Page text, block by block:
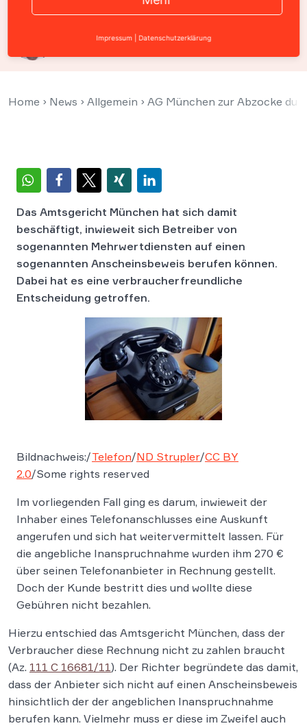
17. Januar 2012
Home › News › Allgemein › AG München zur Abzocke
Das Amtsgericht München hat sich damit
beschäftigt, inwieweit sich Betreiber von
sogenannten Mehrwertdiensten auf einen
sogenannten Anscheinsbeweis berufen können.
Dabei hat es eine verbraucherfreundliche
Entscheidung getroffen.
Bildnachweis:/Telefon/ND Strupler/CC BY
2.0/Some rights reserved
Im vorliegenden Fall ging es darum, inwieweit der
Inhaber eines Telefonanschlusses eine Auskunft
angerufen und sich hat weitervermittelt lassen. Für
die angebliche Inanspruchnahme wurden ihm 270 €
über seinen Telefonanbieter in Rechnung gestellt.
Doch der Kunde bestritt dies und wollte diese
Gebühren nicht bezahlen.
Hierzu entschied das Amtsgericht München, dass der
Verbraucher diese Rechnung nicht zu zahlen braucht
(Az. 111 C 16681/11). Der Richter begründete das damit,
dass der Anbieter sich nicht auf einen Anscheinsbeweis
hinsichtlich der der angeblichen Inanspruchnahme
berufen kann. Vielmehr muss er diese im Zweifel auch
Impressum Datenschutzerklärung